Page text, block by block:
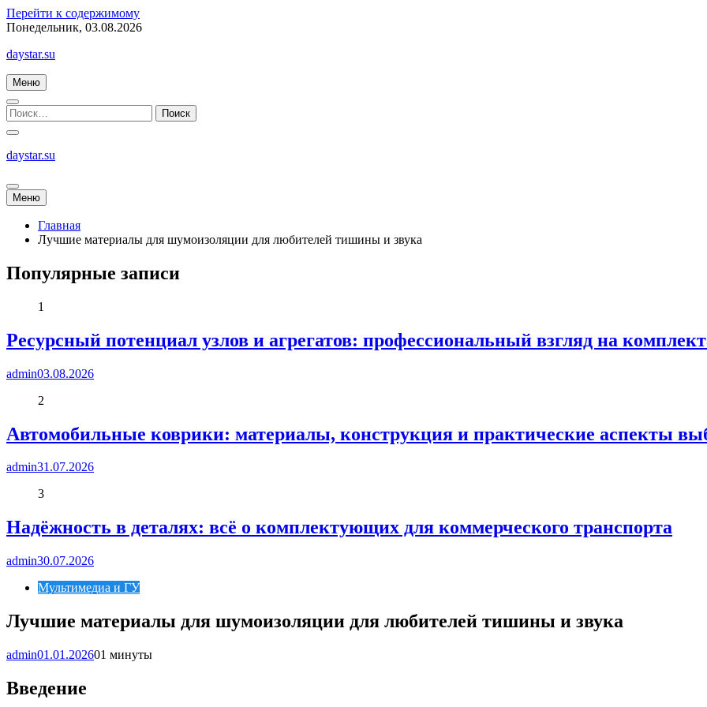
Перейти к содержимому
Понедельник, 03.08.2026
daystar.su
Меню
daystar.su
Меню
Главная
Лучшие материалы для шумоизоляции для любителей тишины и звука
Популярные записи
1
Ресурсный потенциал узлов и агрегатов: профессиональный взгляд на
admin03.08.2026
2
Автомобильные коврики: материалы, конструкция и практические аспекты
admin31.07.2026
3
Надёжность в деталях: всё о комплектующих для коммерческого транспорта
admin30.07.2026
Мультимедиа и ГУ
Лучшие материалы для шумоизоляции для любителей тишины и звука
admin01.01.202601 минуты
Введение